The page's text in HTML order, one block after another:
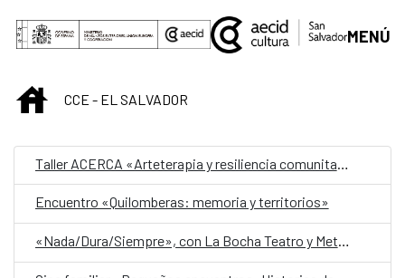
Saltar al contenido principal
MENÚ
INICIOCCE - EL SALVADOR
Encuentro «Quilomberas: memoria y territorios»
«Nada/Dura/Siempre», con La Bocha Teatro y Metafórica